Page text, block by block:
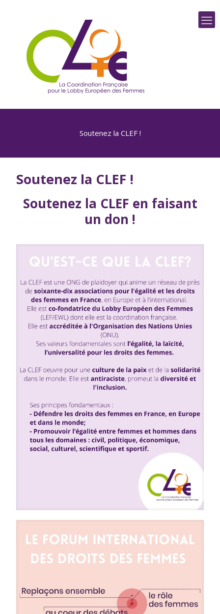
Soutenez la CLEF !
Soutenez la CLEF !
Soutenez la CLEF en faisant
un don !